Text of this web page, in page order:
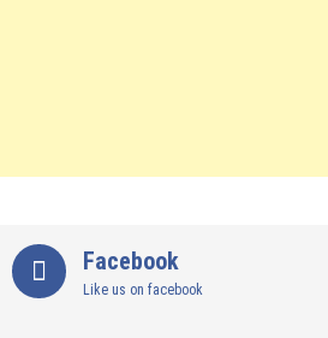
Facebook
Like us on facebook